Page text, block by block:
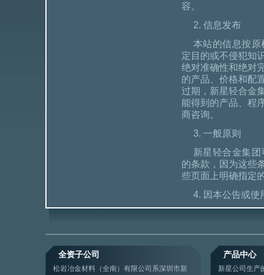
容。
2. 信息发布
本站的信息按
定目的或不侵犯知
绝对准确性和绝对
的产品、价格和配
过期，新星轻合金
能得到的产品、程
商咨询。
3. 一般原则
新星轻合金集
的条款，因为这些
些页面上明确指定
4. 因本公告或使
全资子公司
松岩冶金材料（全南）有限公司系深圳市新
产品中心
新星公司生产